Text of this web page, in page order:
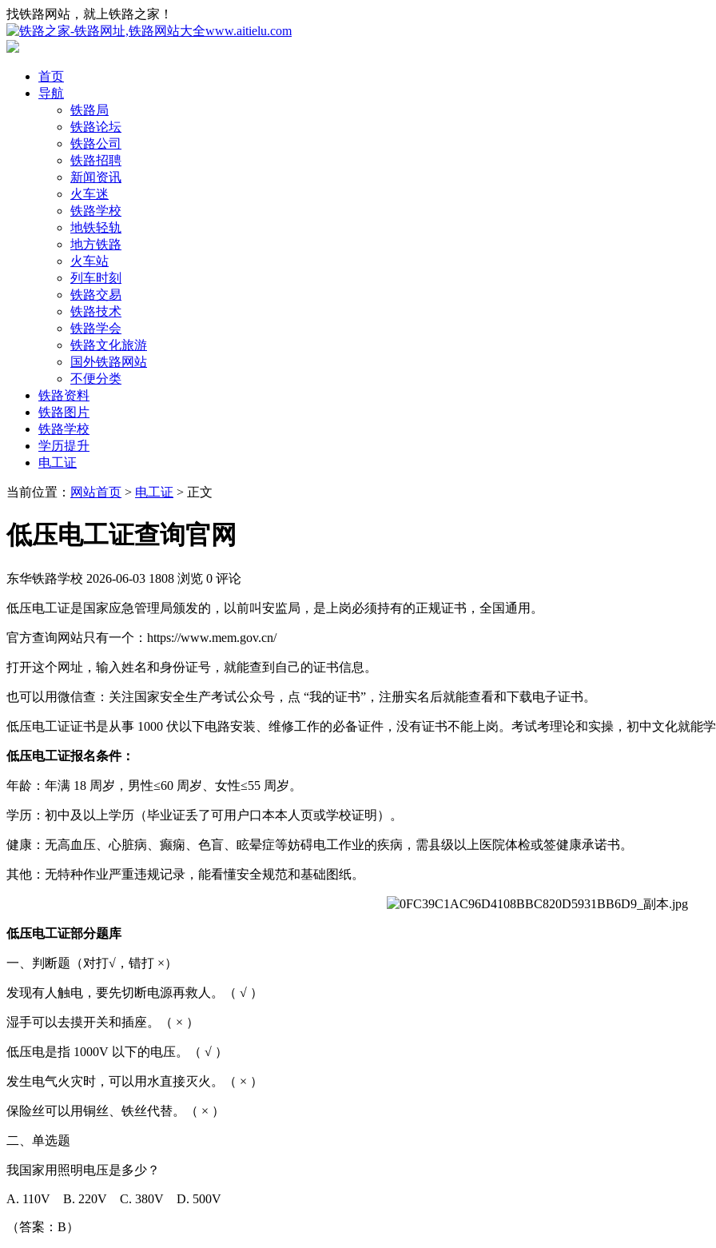
找铁路网站，就上铁路之家！
首页
导航
铁路局
铁路论坛
铁路公司
铁路招聘
新闻资讯
火车迷
铁路学校
地铁轻轨
地方铁路
火车站
列车时刻
铁路交易
铁路技术
铁路学会
铁路文化旅游
国外铁路网站
不便分类
铁路资料
铁路图片
铁路学校
学历提升
电工证
当前位置： 网站首页 > 电工证 > 正文
低压电工证查询官网
东华铁路学校 2026-06-03 1808 浏览 0 评论
低压电工证是国家应急管理局颁发的，以前叫安监局，是上岗必须持有的正规证书，全国通用。
官方查询网站只有一个：https://www.mem.gov.cn/
打开这个网址，输入姓名和身份证号，就能查到自己的证书信息。
也可以用微信查：关注国家安全生产考试公众号，点 “我的证书”，注册实名后就能查看和下载电子证书。
低压电工证证书是从事 1000 伏以下电路安装、维修工作的必备证件，没有证书不能上岗。考试考理论和实操，初中文化就能学
低压电工证报名条件：
年龄：年满 18 周岁，男性≤60 周岁、女性≤55 周岁。
学历：初中及以上学历（毕业证丢了可用户口本本人页或学校证明）。
健康：无高血压、心脏病、癫痫、色盲、眩晕症等妨碍电工作业的疾病，需县级以上医院体检或签健康承诺书。
其他：无特种作业严重违规记录，能看懂安全规范和基础图纸。
低压电工证部分题库
一、判断题（对打√，错打 ×）
发现有人触电，要先切断电源再救人。（ √ ）
湿手可以去摸开关和插座。（ × ）
低压电是指 1000V 以下的电压。（ √ ）
发生电气火灾时，可以用水直接灭火。（ × ）
保险丝可以用铜丝、铁丝代替。（ × ）
二、单选题
我国家用照明电压是多少？
A. 110V B. 220V C. 380V D. 500V
（答案：B）